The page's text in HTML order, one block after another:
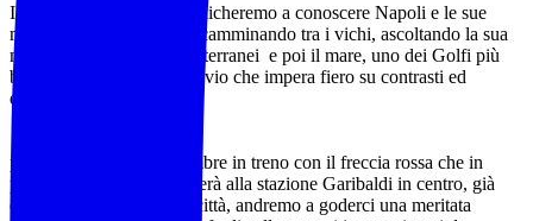
Il weekend sei santi lo dedicheremo a conoscere Napoli e le sue
meraviglie, la sua magia, camminando tra i vichi, ascoltando la sua
musica, i suoi sapori mediterranei e poi il mare, uno dei Golfi più
belli al mondo con il Vesuvio che impera fiero su contrasti ed
equilibri unici,
partiremo sabato 1 novembre in treno con il freccia rossa che in
poco più di un ora ci porterà alla stazione Garibaldi in centro, già
entreremo nel vivo della città, andremo a goderci una meritata